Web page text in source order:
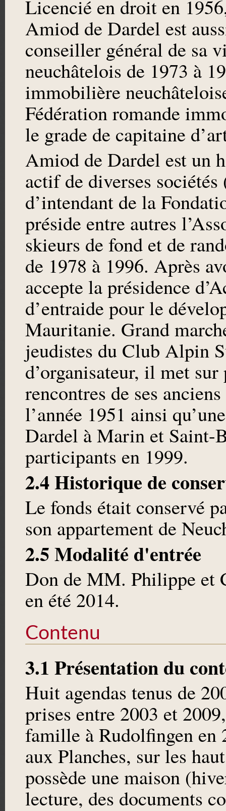
Licencié en droit en
Amiod de Dardel est
conseiller général de sa
neuchâtelois de 1973 à
immobilière
Fédération romande
le grade de capitaine
Amiod de Dardel est un
actif de diverses
d’intendant de la
préside entre autres
skieurs de fond et de
de 1978 à 1996. Après
accepte la présidence
d’entraide pour le
Mauritanie. Grand
jeudistes du Club Alpin
d’organisateur, il met
rencontres de ses
l’année 1951 ainsi
Dardel à Marin et Saint-
participants en 1999.
2.4 Historique de
Le fonds était conservé
son appartement de
2.5 Modalité d'entrée
Don de MM. Philippe et
en été 2014.
Contenu
3.1 Présentation du
Huit agendas tenus de
prises entre 2003 et
famille à Rudolfingen en
aux Planches, sur les
possède une maison
lecture, des documents